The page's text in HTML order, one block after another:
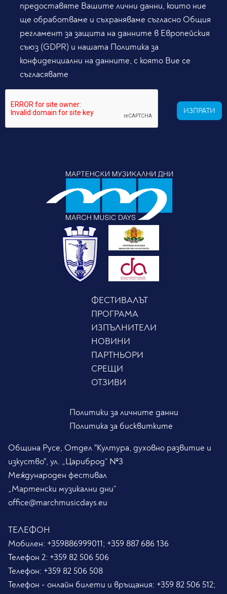
предоставяте Вашите лични данни, които ние
ще обработваме и съхраняваме съгласно Общия
регламент за защита на данните в Европейския
съюз (GDPR) и нашата Политика за
конфиденциални на данните, с която Вие се
съгласявате
ИЗПРАТИ
ФЕСТИВАЛЪТ
ПРОГРАМА
ИЗПЪЛНИТЕЛИ
НОВИНИ
ПАРТНЬОРИ
СРЕЩИ
ОТЗИВИ
Политики за личните данни
Политика за бисквитките
Община Русе, Отдел "Култура, духовно развитие и
изкуство", ул. „Цариброд“ №3
Международен фестивал
„Мартенски музикални дни“
office@marchmusicdays.eu
ТЕЛЕФОН
Мобилен: +359886999011; +359 887 686 136
Телефон 2: +359 82 506 506
Телефон: +359 82 506 508
Телефон - онлайн билети и връщания: +359 82 506 512;